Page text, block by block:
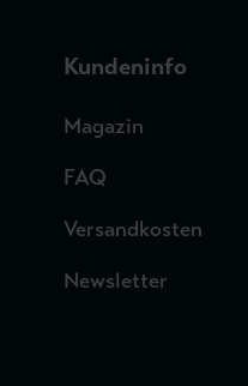
Kundeninfo
Magazin
FAQ
Versandkosten
Newsletter